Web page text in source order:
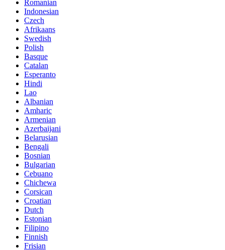
Romanian
Indonesian
Czech
Afrikaans
Swedish
Polish
Basque
Catalan
Esperanto
Hindi
Lao
Albanian
Amharic
Armenian
Azerbaijani
Belarusian
Bengali
Bosnian
Bulgarian
Cebuano
Chichewa
Corsican
Croatian
Dutch
Estonian
Filipino
Finnish
Frisian